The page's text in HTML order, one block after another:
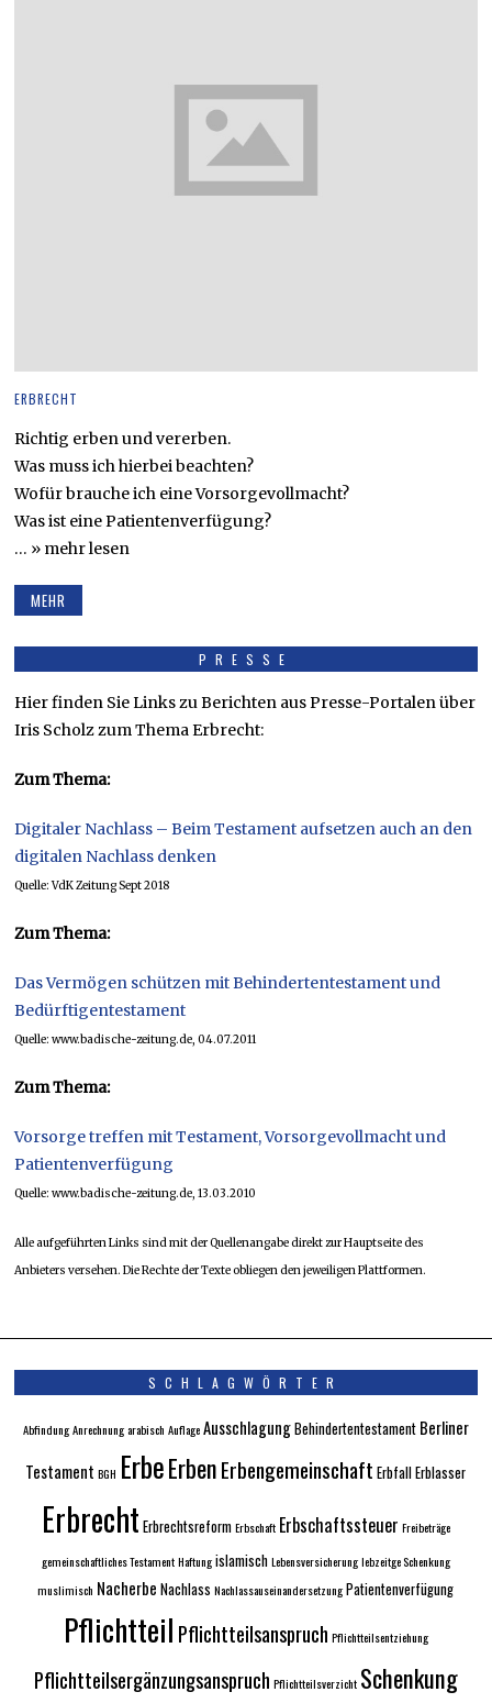
ERBRECHT
Richtig erben und vererben.
Was muss ich hierbei beachten?
Wofür brauche ich eine Vorsorgevollmacht?
Was ist eine Patientenverfügung?
… » mehr lesen
MEHR
PRESSE
Hier finden Sie Links zu Berichten aus Presse-Portalen über
Iris Scholz zum Thema Erbrecht:
Zum Thema:
Digitaler Nachlass – Beim Testament aufsetzen auch an den
digitalen Nachlass denken
Quelle: VdK Zeitung Sept 2018
Zum Thema:
Das Vermögen schützen mit Behindertentestament und
Bedürftigentestament
Quelle: www.badische-zeitung.de, 04.07.2011
Zum Thema:
Vorsorge treffen mit Testament, Vorsorgevollmacht und
Patientenverfügung
Quelle: www.badische-zeitung.de, 13.03.2010
Alle aufgeführten Links sind mit der Quellenangabe direkt zur Hauptseite des
Anbieters versehen. Die Rechte der Texte obliegen den jeweiligen Plattformen.
SCHLAGWÖRTER
AbfindungAnrechnungarabisch AuflageAusschlagungBehindertentestament Berliner
Testament BGH ErbeErbenErbengemeinschaft ErbfallErblasser
Erbrecht ErbrechtsreformErbschaft Erbschaftssteuer Freibeträge
gemeinschaftliches TestamentHaftungislamischLebensversicherunglebzeitge Schenkung
muslimisch Nacherbe Nachlass NachlassauseinandersetzungPatientenverfügung
Pflichtteil Pflichtteilsanspruch Pflichtteilsentziehung
Pflichtteilsergänzungsanspruch Pflichtteilsverzicht Schenkung